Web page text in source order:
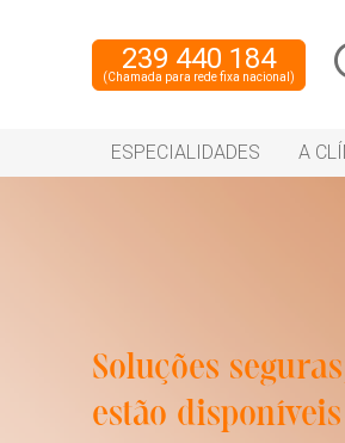
239 440 184
(Chamada para rede fixa nacional)
ESPECIALIDADES A
Soluções
estão